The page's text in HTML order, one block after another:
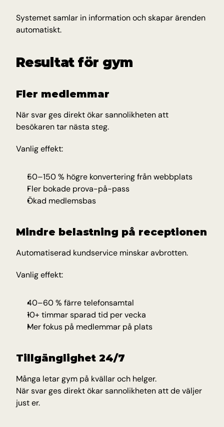
Systemet samlar in information och skapar ärenden
automatiskt.
Resultat för gym
Fler medlemmar
När svar ges direkt ökar sannolikheten att
besökaren tar nästa steg.
Vanlig effekt:
50–150 % högre konvertering från webbplats
Fler bokade prova-på-pass
Ökad medlemsbas
Mindre belastning på receptionen
Automatiserad kundservice minskar avbrotten.
Vanlig effekt:
40–60 % färre telefonsamtal
10+ timmar sparad tid per vecka
Mer fokus på medlemmar på plats
Tillgänglighet 24/7
Många letar gym på kvällar och helger.
När svar ges direkt ökar sannolikheten att de väljer
just er.